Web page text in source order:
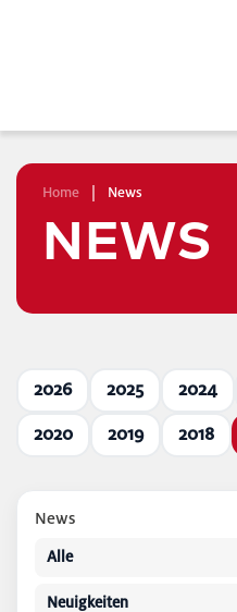
Home News
NEWS
2026 2025 2024
2020 2019 2018
News
Alle
Neuigkeiten